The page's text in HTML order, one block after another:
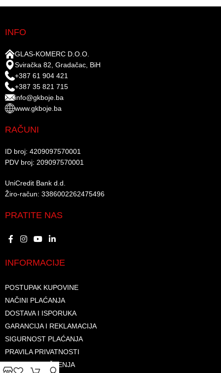
INFO
GLAS-KOMERC D.O.O.
Sviračka 82, Gradačac, BiH
+387 61 904 421
+387 35 821 715
info@gkboje.ba
www.gkboje.ba
RAČUNI
ID broj: 4209097570001​
PDV broj: 209097570001 ​
UniCredit Bank d.d.​
Žiro-račun: 3386002262475496​​
PRATITE NAS
INFORMACIJE
POSTUPAK KUPOVINE
NAČINI PLAĆANJA
DOSTAVA I ISPORUKA
GARANCIJA I REKLAMACIJA
SIGURNOST PLAĆANJA
PRAVILA PRIVATNOSTI
USLOVI KORIŠTENJA